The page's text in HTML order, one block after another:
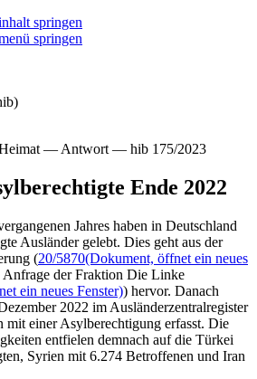
springen
springen
Heimat — Antwort — hib 175/2023
Ende 2022
Jahres haben in Deutschland
Ausländer gelebt. Dies geht aus der
(20/5870(Dokument, öffnet ein neues
der Fraktion Die Linke
ein neues Fenster)) hervor. Danach
2022 im Ausländerzentralregister
einer Asylberechtigung erfasst. Die
entfielen demnach auf die Türkei
Syrien mit 6.274 Betroffenen und Iran